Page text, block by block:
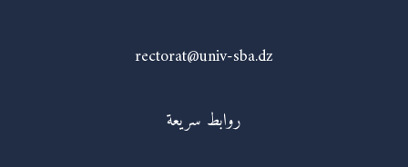
rectorat@univ-sba.dz
روابط سريعة